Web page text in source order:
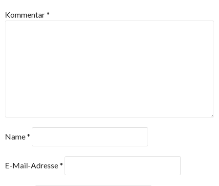
Kommentar*
Name*
E-Mail-Adresse*